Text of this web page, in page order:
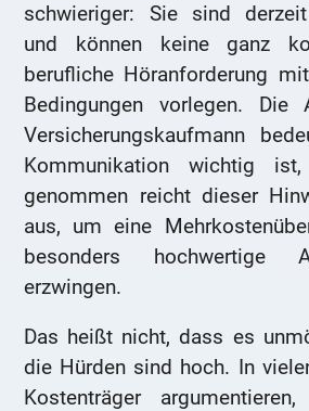
schwieriger: Sie sind
und können keine ganz
berufliche Höranforderung
Bedingungen vorlegen. Die
Versicherungskaufmann
Kommunikation wichtig
genommen reicht dieser
aus, um eine
besonders hochwertige
erzwingen.
Das heißt nicht, dass es
die Hürden sind hoch. In
Kostenträger